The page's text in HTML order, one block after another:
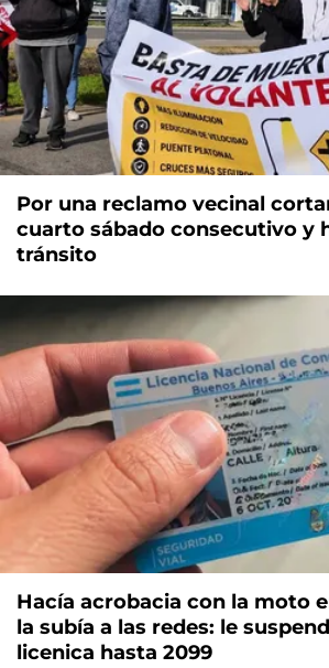
Por una reclamo vecinal
cuarto sábado consecutivo y
tránsito
Hacía acrobacia con la moto
la subía a las redes: le
licenica hasta 2099